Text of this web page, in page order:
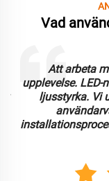
Vad
Att arbeta
upplevelse. LED-
ljusstyrka. Vi